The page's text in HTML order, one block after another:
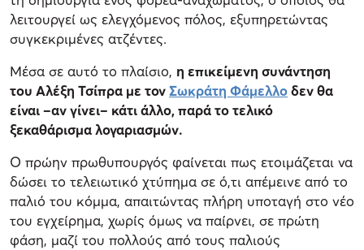
λειτουργεί ως ελεγχόμενος πόλος, εξυπηρετώντας
συγκεκριμένες ατζέντες.
Μέσα σε αυτό το πλαίσιο, η επικείμενη συνάντηση
του Αλέξη Τσίπρα με τονΣωκράτη Φάμελλοδεν θα
είναι –αν γίνει– κάτι άλλο, παρά το τελικό
ξεκαθάρισμα λογαριασμών.
Ο πρώην πρωθυπουργός φαίνεται πως ετοιμάζεται να
δώσει το τελειωτικό χτύπημα σε ό,τι απέμεινε από το
παλιό του κόμμα, απαιτώντας πλήρη υποταγή στο νέο
του εγχείρημα, χωρίς όμως να παίρνει, σε πρώτη
φάση, μαζί του πολλούς από τους παλιούς